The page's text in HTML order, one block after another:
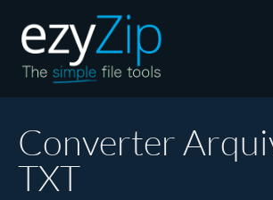
Descompactar
Converter
TXT